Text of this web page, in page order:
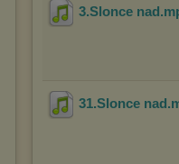
3.Slonce nad
31.Slonce nad